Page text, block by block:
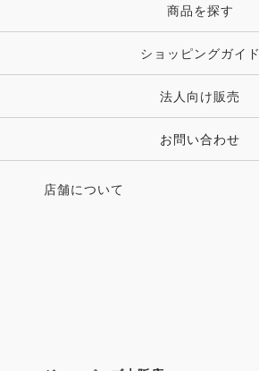
時計・財布・キーケース・革小物
キーホルダー・チャーム・ストラップ
その他 ファッション雑貨
ピン・ブローチ・コサージュ
その他 アクセサリー
商品を探す
ショッピングガイド
法人向け販売
お問い合わせ
店舗について